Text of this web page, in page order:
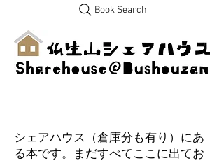
Book Search
シェアハウス（倉庫分も有り）にあ
る本です。まだすべてここに出てお